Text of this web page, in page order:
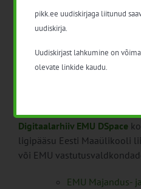
riiklike
Maaeluvõrgustik
Digitaalarhiiv EMU DSpace
ligipääsu Eesti Maaülikooli
või EMU
EMU Majandus-
pikk.ee uudiskirjaga liitunud
uudiskirja.
Uudiskirjast lahkumine on
olevate linkide kaudu.